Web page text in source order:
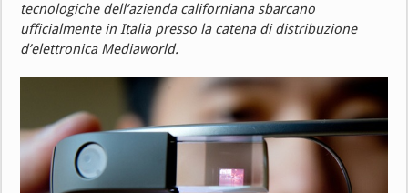
tecnologiche dell’azienda californiana sbarcano
ufficialmente in Italia presso la catena di distribuzione
d’elettronica Mediaworld.